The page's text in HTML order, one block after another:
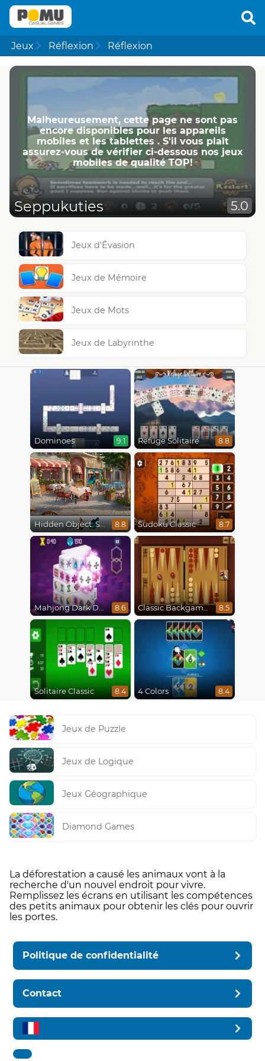
Jeux Réflexion Réflexion
Malheureusement, cette page ne ​​sont pas
encore disponibles pour les appareils
mobiles et les tablettes . S'il vous plaît
assurez-vous de vérifier ci-dessous nos jeux
mobiles de qualité TOP!
Seppukuties 5.0
Jeux d'Évasion
Jeux de Mémoire
Jeux de Mots
Jeux de Labyrinthe
Dominoes 9.1 Refuge Solitaire 8.8
Hidden Object: Street Of Secrets 8.8 Sudoku Classic 8.7
Mahjong Dark Dimensions 8.6 Classic Backgammon 8.5
Solitaire Classic 8.4 4 Colors 8.4
Jeux de Puzzle
Jeux de Logique
Jeux Géographique
Diamond Games
La déforestation a causé les animaux vont à la
recherche d'un nouvel endroit pour vivre.
Remplissez les écrans en utilisant les compétences
des petits animaux pour obtenir les clés pour ouvrir
les portes.
Politique de confidentialité
Contact